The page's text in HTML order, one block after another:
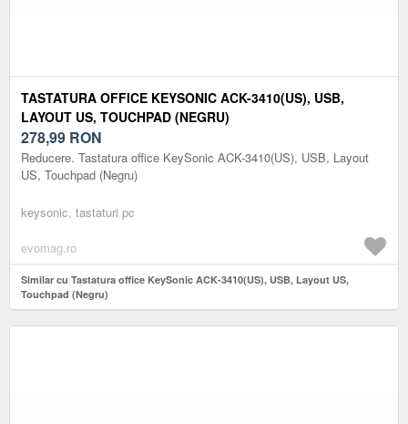
TASTATURA OFFICE KEYSONIC ACK-3410(US), USB,
LAYOUT US, TOUCHPAD (NEGRU)
278,99 RON
Reducere. Tastatura office KeySonic ACK-3410(US), USB, Layout
US, Touchpad (Negru)
keysonic, tastaturi pc
evomag.ro
Similar cu Tastatura office KeySonic ACK-3410(US), USB, Layout US,
Touchpad (Negru)